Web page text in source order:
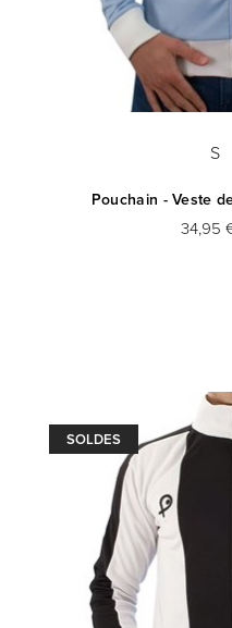
S
Pouchain - Veste
34,95
SOLDES